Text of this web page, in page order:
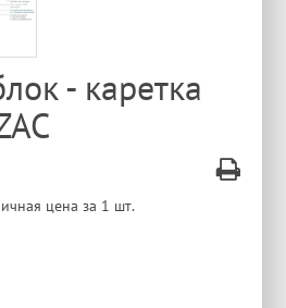
- каретка
цена за 1 шт.